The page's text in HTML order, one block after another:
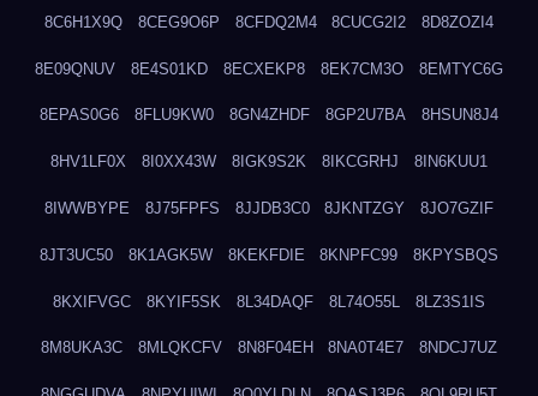
8C6H1X9Q 8CEG9O6P 8CFDQ2M4 8CUCG2I2 8D8ZOZI4
8E09QNUV 8E4S01KD 8ECXEKP8 8EK7CM3O 8EMTYC6G
8EPAS0G6 8FLU9KW0 8GN4ZHDF 8GP2U7BA 8HSUN8J4
8HV1LF0X 8I0XX43W 8IGK9S2K 8IKCGRHJ 8IN6KUU1
8IWWBYPE 8J75FPFS 8JJDB3C0 8JKNTZGY 8JO7GZIF
8JT3UC50 8K1AGK5W 8KEKFDIE 8KNPFC99 8KPYSBQS
8KXIFVGC 8KYIF5SK 8L34DAQF 8L74O55L 8LZ3S1IS
8M8UKA3C 8MLQKCFV 8N8F04EH 8NA0T4E7 8NDCJ7UZ